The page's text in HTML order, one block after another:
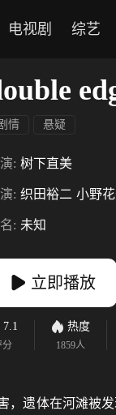
电视剧 综艺
情 悬疑
: 树下直美
: 织田裕二 小野
: 未知
立即播放
7.1
分
热度
1859人
，遗体在河滩被